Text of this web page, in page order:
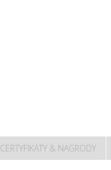
CERTYFIKATY & NAGRODY